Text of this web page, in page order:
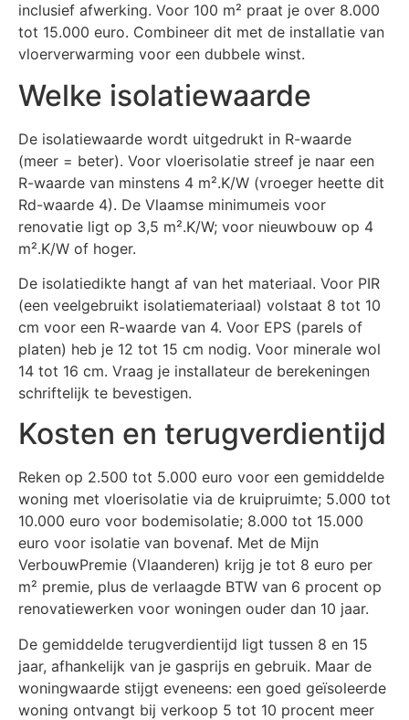
inclusief afwerking. Voor 100 m² praat je over 8.000
tot 15.000 euro. Combineer dit met de installatie van
vloerverwarming voor een dubbele winst.
Welke isolatiewaarde
De isolatiewaarde wordt uitgedrukt in R-waarde
(meer = beter). Voor vloerisolatie streef je naar een
R-waarde van minstens 4 m².K/W (vroeger heette dit
Rd-waarde 4). De Vlaamse minimumeis voor
renovatie ligt op 3,5 m².K/W; voor nieuwbouw op 4
m².K/W of hoger.
De isolatiedikte hangt af van het materiaal. Voor PIR
(een veelgebruikt isolatiemateriaal) volstaat 8 tot 10
cm voor een R-waarde van 4. Voor EPS (parels of
platen) heb je 12 tot 15 cm nodig. Voor minerale wol
14 tot 16 cm. Vraag je installateur de berekeningen
schriftelijk te bevestigen.
Kosten en terugverdientijd
Reken op 2.500 tot 5.000 euro voor een gemiddelde
woning met vloerisolatie via de kruipruimte; 5.000 tot
10.000 euro voor bodemisolatie; 8.000 tot 15.000
euro voor isolatie van bovenaf. Met de Mijn
VerbouwPremie (Vlaanderen) krijg je tot 8 euro per
m² premie, plus de verlaagde BTW van 6 procent op
renovatiewerken voor woningen ouder dan 10 jaar.
De gemiddelde terugverdientijd ligt tussen 8 en 15
jaar, afhankelijk van je gasprijs en gebruik. Maar de
woningwaarde stijgt eveneens: een goed geïsoleerde
woning ontvangt bij verkoop 5 tot 10 procent meer